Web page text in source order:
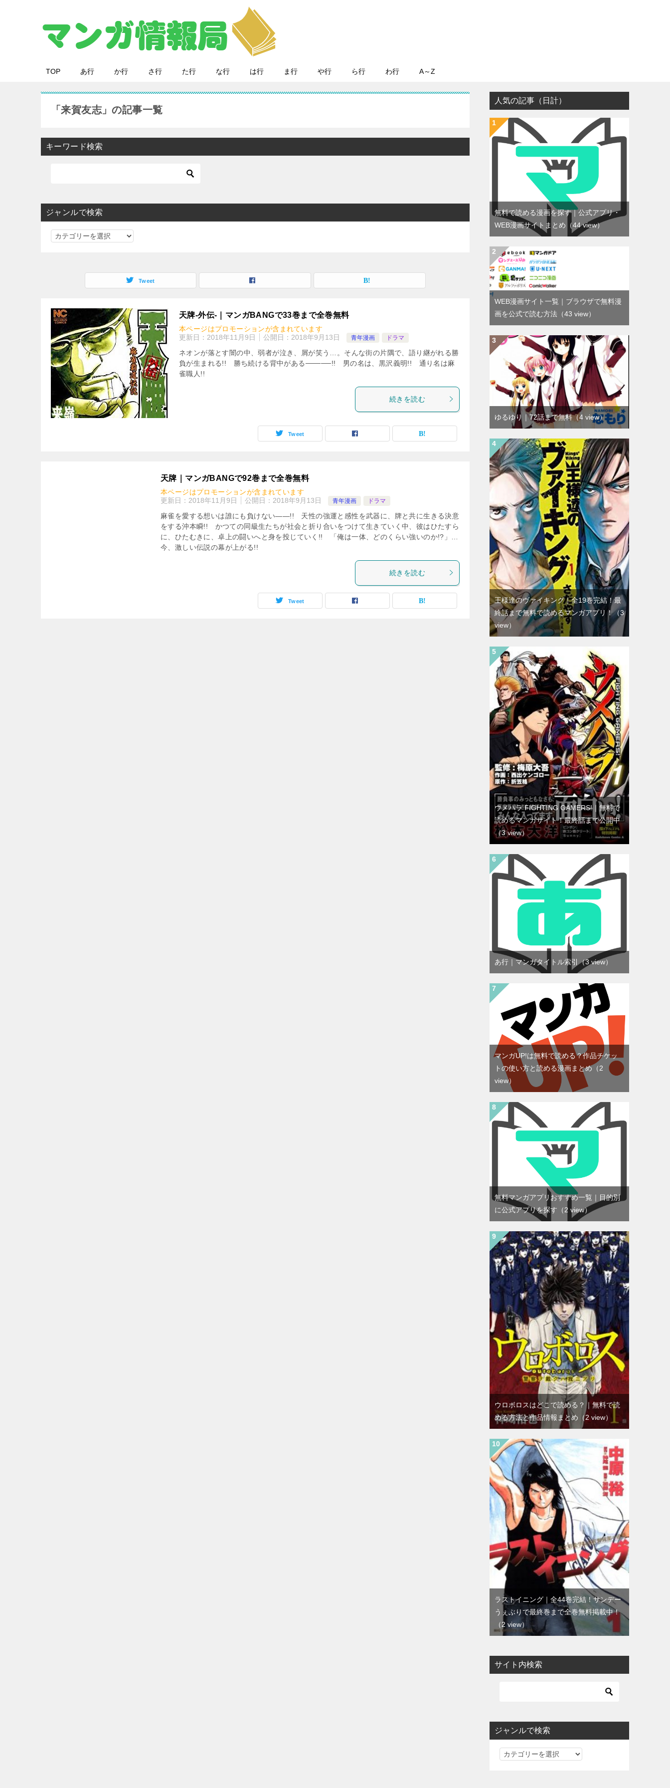
TOP あ行 か行 さ行 た行 な行 は行 ま行 や行 ら行 わ行 A～Z
「来賀友志」の記事一覧
キーワード検索
ジャンルで検索
ジ
索
Tweet
天牌-外伝-｜マンガBANGで33巻まで全巻無料
本ページはプロモーションが含まれています
更新日： 2018年11月9日 公開日： 2018年9月13日 青年漫画 ドラマ
ネオンが落とす闇の中、弱者が泣き、屑が笑う…。そんな街の片隅で、語り継がれる勝
負が生まれる!! 勝ち続ける背中がある─────!! 男の名は、黒沢義明!! 通り名は麻
雀職人!!
続きを読む
Tweet
天牌｜マンガBANGで92巻まで全巻無料
本ページはプロモーションが含まれています
更新日： 2018年11月9日 公開日： 2018年9月13日 青年漫画 ドラマ
麻雀を愛する想いは誰にも負けない――!! 天性の強運と感性を武器に、牌と共に生きる決意
をする沖本瞬!! かつての同級生たちが社会と折り合いをつけて生きていく中、彼はひたすら
に、ひたむきに、卓上の闘いへと身を投じていく!! 「俺は一体、どのくらい強いのか!?」…
今、激しい伝説の幕が上がる!!
続きを読む
Tweet
人気の記事（日計）
無料で読める漫画を探す｜公式アプリ・
WEB漫画サイトまとめ （44 view）
WEB漫画サイト一覧｜ブラウザで無料漫
画を公式で読む方法 （43 view）
ゆるゆり｜72話まで無料（4 view）
王様達のヴァイキング｜全19巻完結！最
終話まで無料で読めるマンガアプリ！（3
view）
ウメハラ FIGHTING GAMERS!｜無料で
読めるマンガサイト！最終話まで公開中
（3 view）
あ行｜マンガタイトル索引 （3 view）
マンガUP!は無料で読める？作品チケッ
トの使い方と読める漫画まとめ （2
view）
無料マンガアプリおすすめ一覧｜目的別
に公式アプリを探す （2 view）
ウロボロスはどこで読める？｜無料で読
める方法と作品情報まとめ （2 view）
ラストイニング｜全44巻完結！サンデー
うぇぶりで最終巻まで全巻無料掲載中！
（2 view）
サイト内検索
ジャンルで検索
ジ